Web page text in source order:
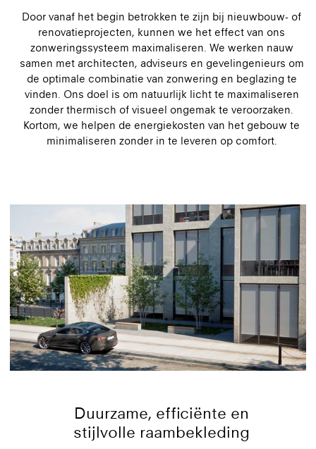
Door vanaf het begin betrokken te zijn bij nieuwbouw- of
renovatieprojecten, kunnen we het effect van ons
zonweringssysteem maximaliseren. We werken nauw
samen met architecten, adviseurs en gevelingenieurs om
de optimale combinatie van zonwering en beglazing te
vinden. Ons doel is om natuurlijk licht te maximaliseren
zonder thermisch of visueel ongemak te veroorzaken.
Kortom, we helpen de energiekosten van het gebouw te
minimaliseren zonder in te leveren op comfort.
Duurzame, efficiënte en
stijlvolle raambekleding